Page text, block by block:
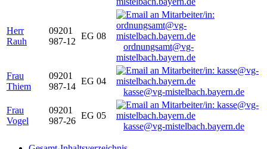
Herr
Rauh
09201
987-12
EG 08
ordnungsamt@vg-
mistelbach.bayern.de
Frau
Thiem
09201
987-14
EG 04
kasse@vg-mistelbach.bayern.de
Frau
Vogel
09201
987-26
EG 05
kasse@vg-mistelbach.bayern.de